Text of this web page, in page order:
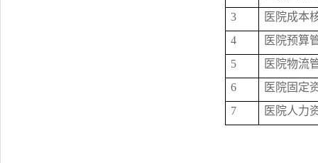
3
医院成本
4
医院预算
5
医院物流
6
医院固定
7
医院人力